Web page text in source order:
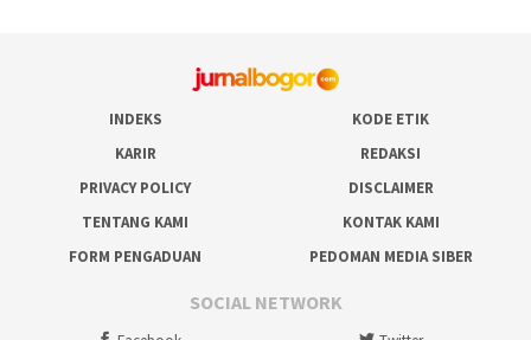
INDEKS
KODE ETIK
KARIR
REDAKSI
PRIVACY POLICY
DISCLAIMER
TENTANG KAMI
KONTAK KAMI
FORM PENGADUAN
PEDOMAN MEDIA SIBER
SOCIAL NETWORK